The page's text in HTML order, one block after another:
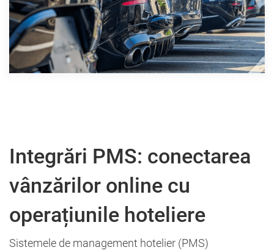
Integrări PMS: conectarea
vânzărilor online cu
operațiunile hoteliere
Sistemele de management hotelier (PMS)